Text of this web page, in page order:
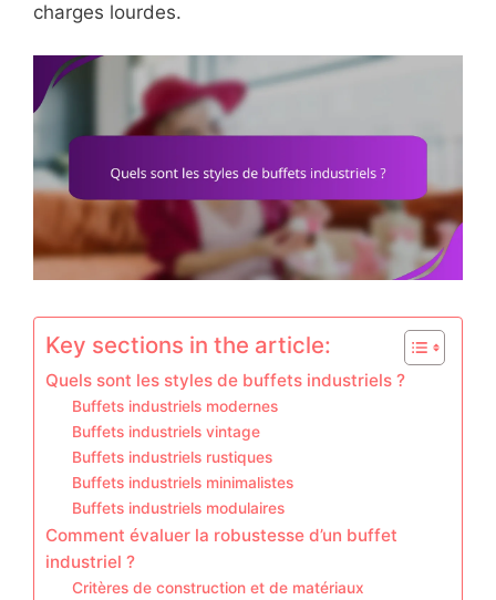
charges lourdes.
Key sections in the article:
Quels sont les styles de buffets industriels ?
Buffets industriels modernes
Buffets industriels vintage
Buffets industriels rustiques
Buffets industriels minimalistes
Buffets industriels modulaires
Comment évaluer la robustesse d’un buffet
industriel ?
Critères de construction et de matériaux